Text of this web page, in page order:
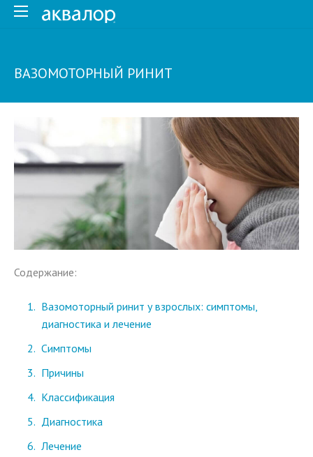
ВАЗОМОТОРНЫЙ РИНИТ
Содержание:
Вазомоторный ринит у взрослых: симптомы,
диагностика и лечение
Симптомы
Причины
Классификация
Диагностика
Лечение